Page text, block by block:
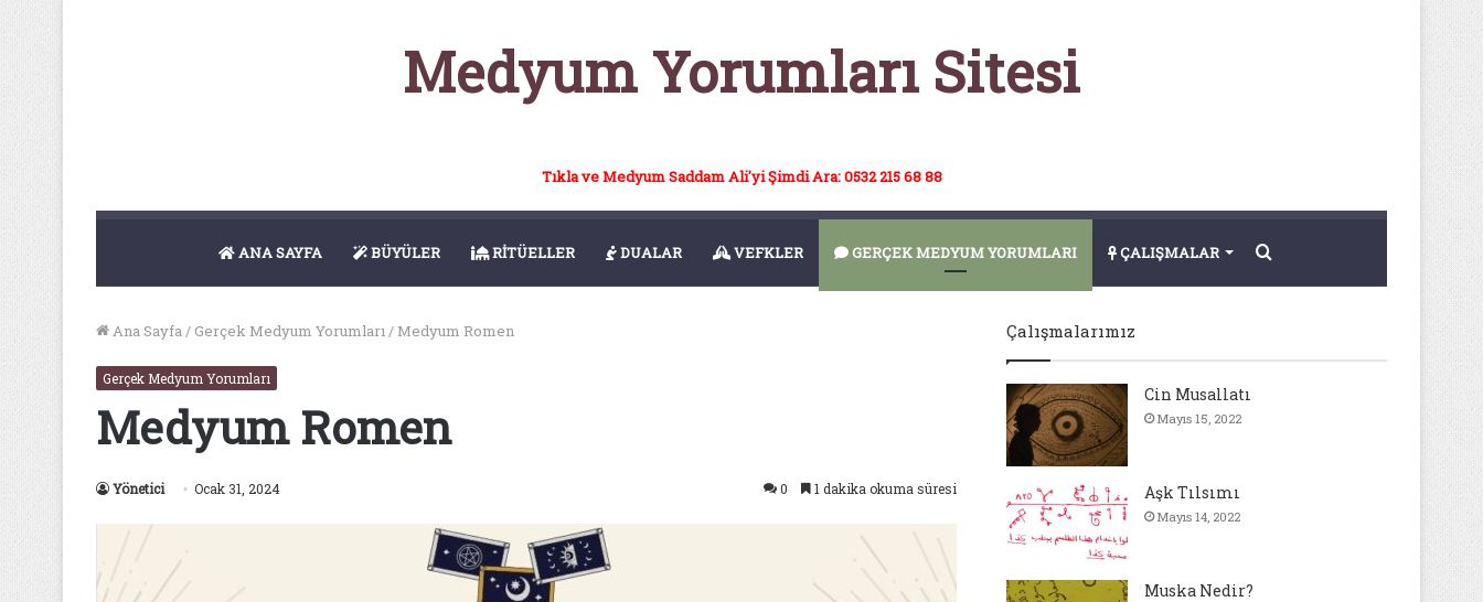
Medyum Yorumları Sitesi
Tıkla ve Medyum Saddam Ali'yi Şimdi Ara: 0532 215 68 88
ANA SAYFA BÜYÜLER RİTÜELLER DUALAR VEFKLER GERÇEK MEDYUM YORUMLARI ÇALIŞMALAR
Ana Sayfa/ Gerçek Medyum Yorumları/ Medyum Romen
Gerçek Medyum Yorumları
Medyum Romen
Yönetici Ocak 31, 2024 0 1 dakika okuma süresi
Çalışmalarımız
Cin Musallatı
Mayıs 15, 2022
Aşk Tılsımı
Mayıs 14, 2022
Muska Nedir?